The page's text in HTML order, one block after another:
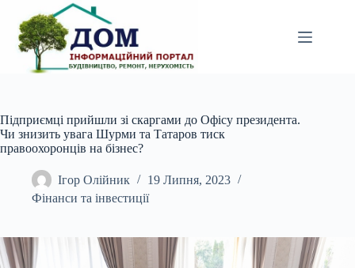
вмісту
Підприємці прийшли зі скаргами до Офісу президента.
Чи знизить увага Шурми та Татаров тиск
правоохоронців на бізнес?
Ігор Олійник
19 Липня, 2023
Фінанси та інвестиції